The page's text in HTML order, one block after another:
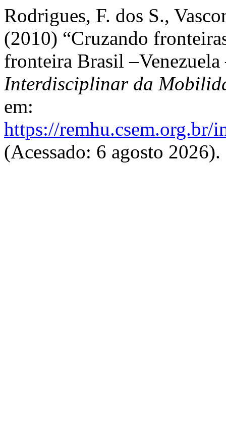
Rodrigues, F. dos S.,
(2010) “Cruzando
fronteira Brasil
Interdisciplinar da
em:
https://remhu.csem.org.br/
(Acessado: 6 agosto 2026).